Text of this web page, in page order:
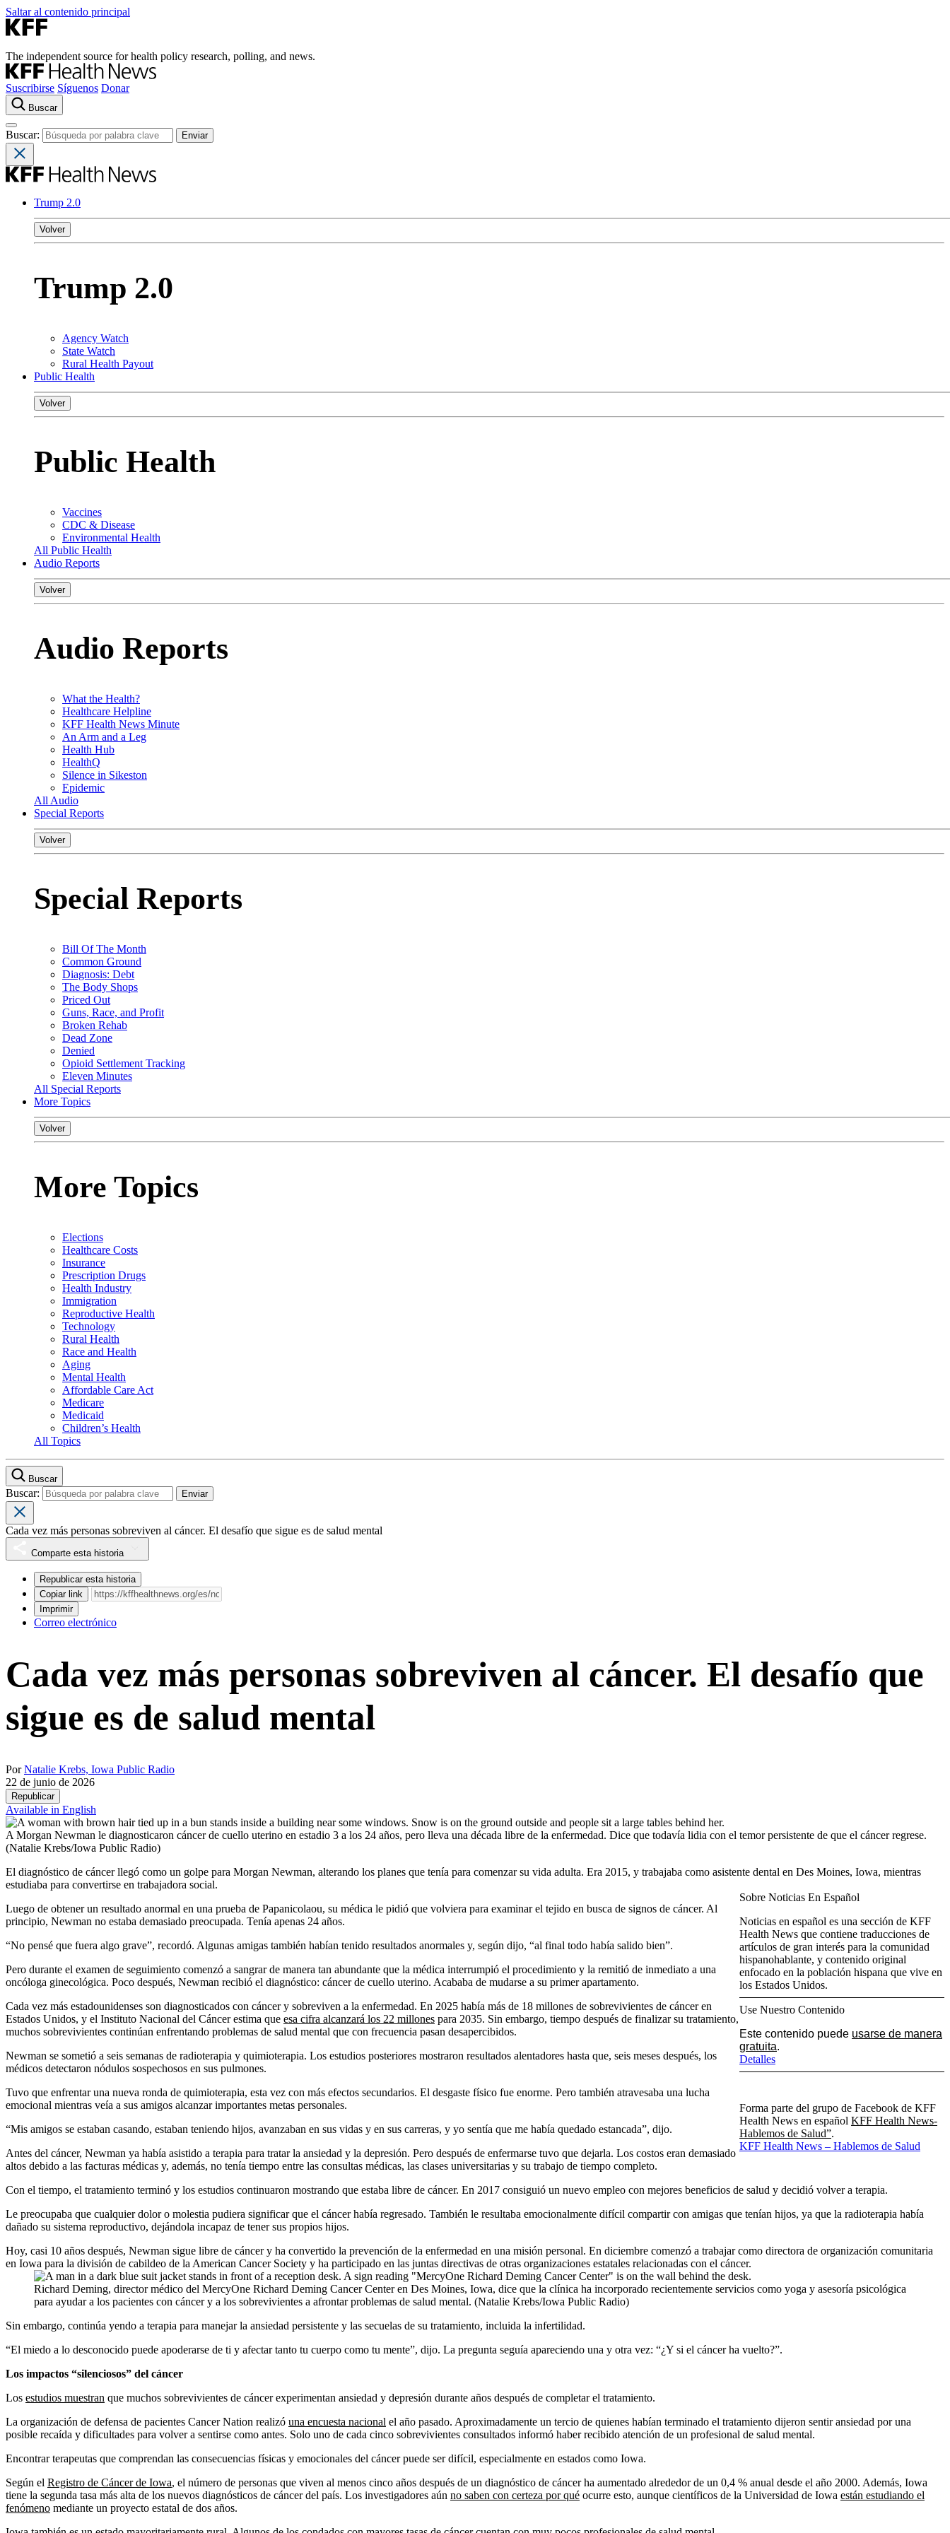
Saltar al contenido principal
The independent source for health policy research, polling, and news.
Suscribirse Síguenos Donar
Buscar
Buscar:
Trump 2.0
Volver
Trump 2.0
Agency Watch
State Watch
Rural Health Payout
Public Health
Volver
Public Health
Vaccines
CDC & Disease
Environmental Health
All Public Health
Audio Reports
Volver
Audio Reports
What the Health?
Healthcare Helpline
KFF Health News Minute
An Arm and a Leg
Health Hub
HealthQ
Silence in Sikeston
Epidemic
All Audio
Special Reports
Volver
Special Reports
Bill Of The Month
Common Ground
Diagnosis: Debt
The Body Shops
Priced Out
Guns, Race, and Profit
Broken Rehab
Dead Zone
Denied
Opioid Settlement Tracking
Eleven Minutes
All Special Reports
More Topics
Volver
More Topics
Elections
Healthcare Costs
Insurance
Prescription Drugs
Health Industry
Immigration
Reproductive Health
Technology
Rural Health
Race and Health
Aging
Mental Health
Affordable Care Act
Medicare
Medicaid
Children’s Health
All Topics
Buscar
Buscar:
Cada vez más personas sobreviven al cáncer. El desafío que sigue es de salud mental
Comparte esta historia
Republicar esta historia
Copiar link
Imprimir
Correo electrónico
Cada vez más personas sobreviven al cáncer. El desafío que
sigue es de salud mental
PorNatalie Krebs, Iowa Public Radio
22 de junio de 2026
Republicar
Available in English
A Morgan Newman le diagnosticaron cáncer de cuello uterino en estadio 3 a los 24 años, pero lleva una década libre de la enfermedad. Dice que todavía lidia con el temor persistente de que el cáncer regrese.
(Natalie Krebs/Iowa Public Radio)
El diagnóstico de cáncer llegó como un golpe para Morgan Newman, alterando los planes que tenía para comenzar su vida adulta. Era 2015, y trabajaba como asistente dental en Des Moines, Iowa, mientras
estudiaba para convertirse en trabajadora social.
Sobre Noticias En Español
Noticias en español es una sección de KFF
Health News que contiene traducciones de
artículos de gran interés para la comunidad
hispanohablante, y contenido original
enfocado en la población hispana que vive en
los Estados Unidos.
Use Nuestro Contenido
Este contenido puede usarse de manera
gratuita.
Detalles
Forma parte del grupo de Facebook de KFF
Health News en español KFF Health News-
Hablemos de Salud”.
KFF Health News – Hablemos de Salud
Luego de obtener un resultado anormal en una prueba de Papanicolaou, su médica le pidió que volviera para examinar el tejido en busca de signos de cáncer. Al
principio, Newman no estaba demasiado preocupada. Tenía apenas 24 años.
“No pensé que fuera algo grave”, recordó. Algunas amigas también habían tenido resultados anormales y, según dijo, “al final todo había salido bien”.
Pero durante el examen de seguimiento comenzó a sangrar de manera tan abundante que la médica interrumpió el procedimiento y la remitió de inmediato a una
oncóloga ginecológica. Poco después, Newman recibió el diagnóstico: cáncer de cuello uterino. Acababa de mudarse a su primer apartamento.
Cada vez más estadounidenses son diagnosticados con cáncer y sobreviven a la enfermedad. En 2025 había más de 18 millones de sobrevivientes de cáncer en
Estados Unidos, y el Instituto Nacional del Cáncer estima que esa cifra alcanzará los 22 millones para 2035. Sin embargo, tiempo después de finalizar su tratamiento,
muchos sobrevivientes continúan enfrentando problemas de salud mental que con frecuencia pasan desapercibidos.
Newman se sometió a seis semanas de radioterapia y quimioterapia. Los estudios posteriores mostraron resultados alentadores hasta que, seis meses después, los
médicos detectaron nódulos sospechosos en sus pulmones.
Tuvo que enfrentar una nueva ronda de quimioterapia, esta vez con más efectos secundarios. El desgaste físico fue enorme. Pero también atravesaba una lucha
emocional mientras veía a sus amigos alcanzar importantes metas personales.
“Mis amigos se estaban casando, estaban teniendo hijos, avanzaban en sus vidas y en sus carreras, y yo sentía que me había quedado estancada”, dijo.
Antes del cáncer, Newman ya había asistido a terapia para tratar la ansiedad y la depresión. Pero después de enfermarse tuvo que dejarla. Los costos eran demasiado
altos debido a las facturas médicas y, además, no tenía tiempo entre las consultas médicas, las clases universitarias y su trabajo de tiempo completo.
Con el tiempo, el tratamiento terminó y los estudios continuaron mostrando que estaba libre de cáncer. En 2017 consiguió un nuevo empleo con mejores beneficios de salud y decidió volver a terapia.
Le preocupaba que cualquier dolor o molestia pudiera significar que el cáncer había regresado. También le resultaba emocionalmente difícil compartir con amigas que tenían hijos, ya que la radioterapia había
dañado su sistema reproductivo, dejándola incapaz de tener sus propios hijos.
Hoy, casi 10 años después, Newman sigue libre de cáncer y ha convertido la prevención de la enfermedad en una misión personal. En diciembre comenzó a trabajar como directora de organización comunitaria
en Iowa para la división de cabildeo de la American Cancer Society y ha participado en las juntas directivas de otras organizaciones estatales relacionadas con el cáncer.
Richard Deming, director médico del MercyOne Richard Deming Cancer Center en Des Moines, Iowa, dice que la clínica ha incorporado recientemente servicios como yoga y asesoría psicológica
para ayudar a los pacientes con cáncer y a los sobrevivientes a afrontar problemas de salud mental. (Natalie Krebs/Iowa Public Radio)
Sin embargo, continúa yendo a terapia para manejar la ansiedad persistente y las secuelas de su tratamiento, incluida la infertilidad.
“El miedo a lo desconocido puede apoderarse de ti y afectar tanto tu cuerpo como tu mente”, dijo. La pregunta seguía apareciendo una y otra vez: “¿Y si el cáncer ha vuelto?”.
Los impactos “silenciosos” del cáncer
Los estudios muestran que muchos sobrevivientes de cáncer experimentan ansiedad y depresión durante años después de completar el tratamiento.
La organización de defensa de pacientes Cancer Nation realizó una encuesta nacional el año pasado. Aproximadamente un tercio de quienes habían terminado el tratamiento dijeron sentir ansiedad por una
posible recaída y dificultades para volver a sentirse como antes. Solo uno de cada cinco sobrevivientes consultados informó haber recibido atención de un profesional de salud mental.
Encontrar terapeutas que comprendan las consecuencias físicas y emocionales del cáncer puede ser difícil, especialmente en estados como Iowa.
Según el Registro de Cáncer de Iowa, el número de personas que viven al menos cinco años después de un diagnóstico de cáncer ha aumentado alrededor de un 0,4 % anual desde el año 2000. Además, Iowa
tiene la segunda tasa más alta de los nuevos diagnósticos de cáncer del país. Los investigadores aún no saben con certeza por qué ocurre esto, aunque científicos de la Universidad de Iowa están estudiando el
fenómeno mediante un proyecto estatal de dos años.